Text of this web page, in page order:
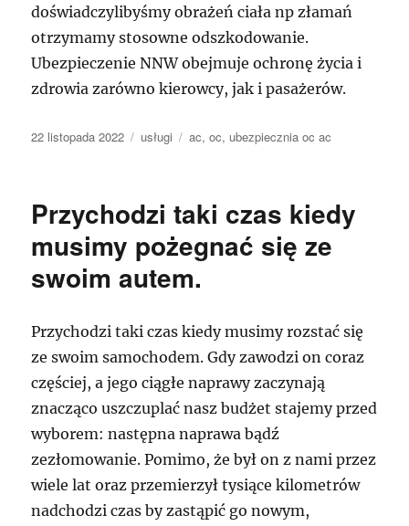
doświadczylibyśmy obrażeń ciała np złamań
otrzymamy stosowne odszkodowanie.
Ubezpieczenie NNW obejmuje ochronę życia i
zdrowia zarówno kierowcy, jak i pasażerów.
Data
22 listopada 2022 Kategorie
usługi Tagi
ac,oc, ubezpiecznia oc ac
Przychodzi taki czas kiedy
musimy pożegnać się ze
swoim autem.
Przychodzi taki czas kiedy musimy rozstać się
ze swoim samochodem. Gdy zawodzi on coraz
częściej, a jego ciągłe naprawy zaczynają
znacząco uszczuplać nasz budżet stajemy przed
wyborem: następna naprawa bądź
zezłomowanie. Pomimo, że był on z nami przez
wiele lat oraz przemierzył tysiące kilometrów
nadchodzi czas by zastąpić go nowym,